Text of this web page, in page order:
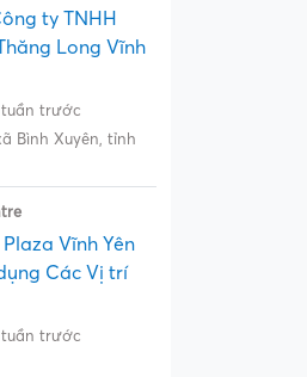
ty TNHH
Long Vĩnh
trước
Bình Xuyên, tỉnh
Vĩnh Yên
Các Vị trí
trước